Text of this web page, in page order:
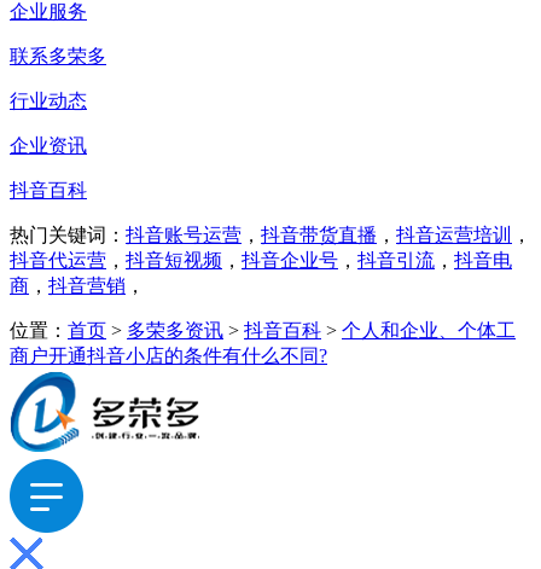
企业服务
联系多荣多
行业动态
企业资讯
抖音百科
热门关键词： 抖音账号运营 ， 抖音带货直播 ， 抖音运营培训
，
抖音代运营 ， 抖音短视频 ， 抖音企业号 ， 抖音引流 ， 抖音电
商 ， 抖音营销 ，
位置： 首页 > 多荣多资讯 > 抖音百科 > 个人和企业、个体工
商户开通抖音小店的条件有什么不同?